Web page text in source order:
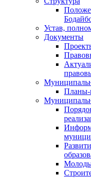
Устав,
Документы
Планы-